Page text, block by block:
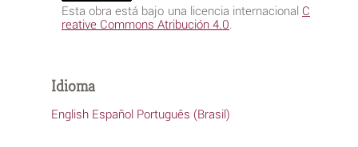
Esta obra está bajo una licencia internacional C
reative Commons Atribución 4.0
Idioma
English Español Português (Brasil)